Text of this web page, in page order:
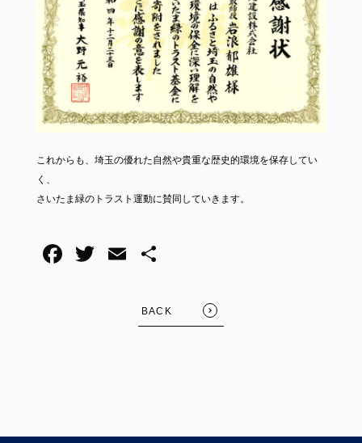
これからも、埼玉の優れた自然や貴重な歴史的環境を保存してい
く、
さいたま緑のトラスト運動に賛同していきます。
BACK